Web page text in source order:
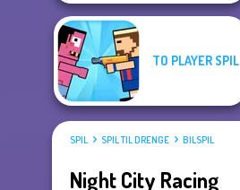
TO PLAYER SPIL
SPIL SPIL TIL DRENGE BILSPIL
Night City Racing